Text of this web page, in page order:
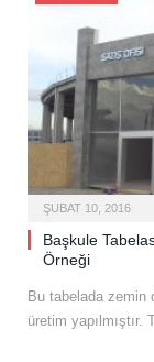
ŞUBAT 10, 2016
Başkule
Örneği
Bu tabelada zemin
üretim